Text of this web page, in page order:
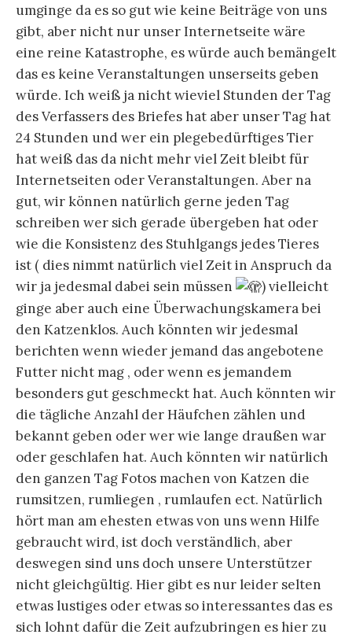
umginge da es so gut wie keine Beiträge von uns
gibt, aber nicht nur unser Internetseite wäre
eine reine Katastrophe, es würde auch bemängelt
das es keine Veranstaltungen unserseits geben
würde. Ich weiß ja nicht wieviel Stunden der Tag
des Verfassers des Briefes hat aber unser Tag hat
24 Stunden und wer ein plegebedürftiges Tier
hat weiß das da nicht mehr viel Zeit bleibt für
Internetseiten oder Veranstaltungen. Aber na
gut, wir können natürlich gerne jeden Tag
schreiben wer sich gerade übergeben hat oder
wie die Konsistenz des Stuhlgangs jedes Tieres
ist ( dies nimmt natürlich viel Zeit in Anspruch da
wir ja jedesmal dabei sein müssen
) vielleicht
ginge aber auch eine Überwachungskamera bei
den Katzenklos. Auch könnten wir jedesmal
berichten wenn wieder jemand das angebotene
Futter nicht mag , oder wenn es jemandem
besonders gut geschmeckt hat. Auch könnten wir
die tägliche Anzahl der Häufchen zählen und
bekannt geben oder wer wie lange draußen war
oder geschlafen hat. Auch könnten wir natürlich
den ganzen Tag Fotos machen von Katzen die
rumsitzen, rumliegen , rumlaufen ect. Natürlich
hört man am ehesten etwas von uns wenn Hilfe
gebraucht wird, ist doch verständlich, aber
deswegen sind uns doch unsere Unterstützer
nicht gleichgültig. Hier gibt es nur leider selten
etwas lustiges oder etwas so interessantes das es
sich lohnt dafür die Zeit aufzubringen es hier zu